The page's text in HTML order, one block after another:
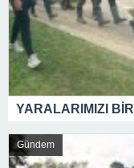
YARALARIMIZI
Gündem